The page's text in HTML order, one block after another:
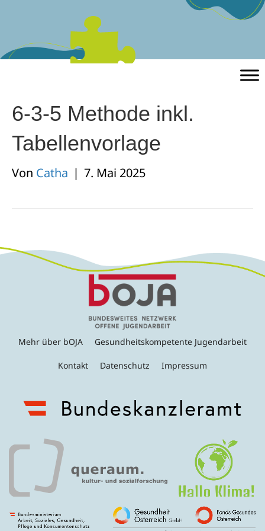
6-3-5 Methode inkl.
Tabellenvorlage
Von Catha | 7. Mai 2025
Mehr über bOJA Gesundheitskompetente Jugendarbeit
Kontakt Datenschutz Impressum